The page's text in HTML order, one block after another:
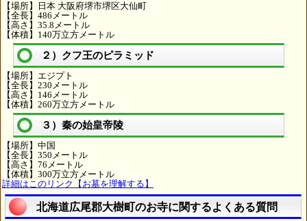
【場所】日本 大阪府堺市堺区大仙町
【全長】486メートル
【高さ】35.8メートル
【体積】140万立方メートル
２）クフ王のピラミッド
【場所】エジプト
【全長】230メートル
【高さ】146メートル
【体積】260万立方メートル
３）秦の始皇帝陵
【場所】中国
【全長】350メートル
【高さ】76メートル
【体積】300万立方メートル
詳細はこのリンク【お墓を理解する】
北海道広尾郡大樹町のお寺に関するよくある質問